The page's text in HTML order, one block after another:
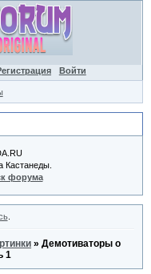
Войти
Кастанеды.
форума
.
»Демотиваторы о
1